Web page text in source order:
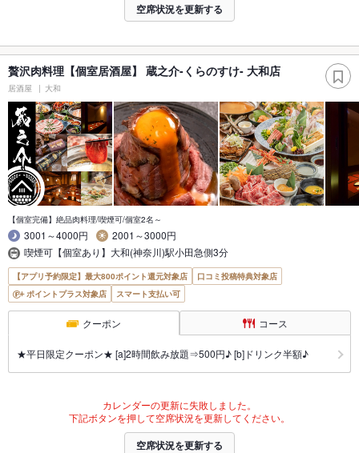
空席状況を更新する
贅沢肉料理【個室居酒屋】 蔵之介-くらのすけ- 大和店
居酒屋 大和
【個室完備】絶品肉料理/喫煙可/個室2名～
3001～4000円
2001～3000円
喫煙可【個室あり】大和(神奈川)駅小田急側3分
【アプリ予約限定】最大800ポイント還元対象店
口コミ投稿特典対象店
ポイントプラス対象店
スマート支払い可
クーポン コース
★平日限定クーポン★ [a]2時間飲み放題⇒500円♪ [b]ドリンク半額♪
カレンダーの更新に失敗しました。
下記ボタンを押して空席状況を更新してください。
空席状況を更新する